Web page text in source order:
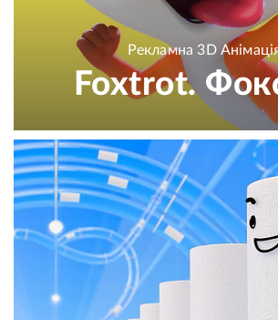
Рекламна 3D
Foxtrot.